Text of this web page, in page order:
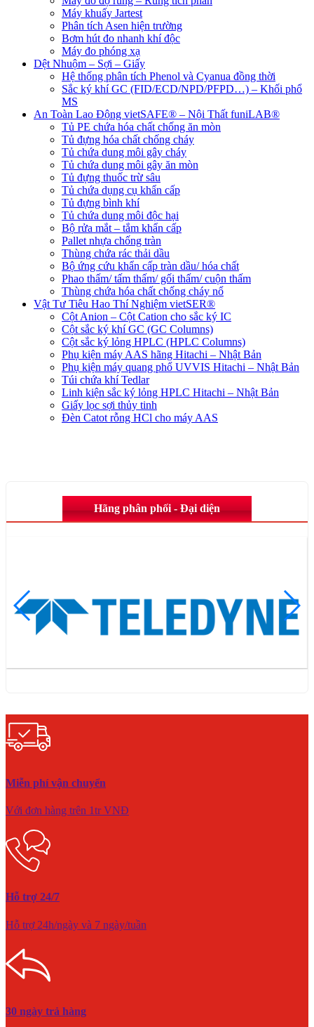
Máy khuấy Jartest
Phân tích Asen hiện trường
Bơm hút đo nhanh khí độc
Máy đo phóng xạ
Dệt Nhuộm – Sợi – Giấy
Hệ thống phân tích Phenol và Cyanua đồng thời
Sắc ký khí GC (FID/ECD/NPD/PFPD…) – Khối phổ
MS
An Toàn Lao Động vietSAFE® – Nội Thất funiLAB®
Tủ PE chứa hóa chất chống ăn mòn
Tủ đựng hóa chất chống cháy
Tủ chứa dung môi gây cháy
Tủ chứa dung môi gây ăn mòn
Tủ đựng thuốc trừ sâu
Tủ chứa dụng cụ khẩn cấp
Tủ đựng bình khí
Tủ chứa dung môi độc hại
Bộ rửa mắt – tắm khẩn cấp
Pallet nhựa chống tràn
Thùng chứa rác thải dầu
Bộ ứng cứu khẩn cấp tràn dầu/ hóa chất
Phao thấm/ tấm thấm/ gối thấm/ cuộn thấm
Thùng chứa hóa chất chống cháy nổ
Vật Tư Tiêu Hao Thí Nghiệm vietSER®
Cột Anion – Cột Cation cho sắc ký IC
Cột sắc ký khí GC (GC Columns)
Cột sắc ký lỏng HPLC (HPLC Columns)
Phụ kiện máy AAS hãng Hitachi – Nhật Bản
Phụ kiện máy quang phổ UVVIS Hitachi – Nhật Bản
Túi chứa khí Tedlar
Linh kiện sắc ký lỏng HPLC Hitachi – Nhật Bản
Giấy lọc sợi thủy tinh
Đèn Catot rỗng HCl cho máy AAS
Hãng phân phối - Đại diện
Miễn phí vận chuyển
Với đơn hàng trên 1tr VNĐ
Hỗ trợ 24/7
Hỗ trợ 24h/ngày và 7 ngày/tuần
30 ngày trả hàng